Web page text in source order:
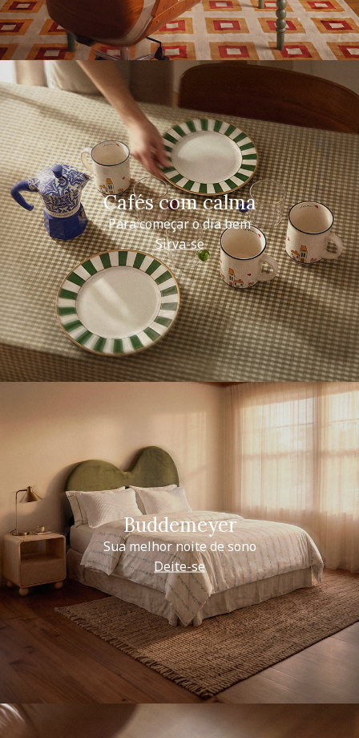
Cafés com calma
Para começar o dia bem
Sirva-se
Buddemeyer
Sua melhor noite de sono
Deite-se